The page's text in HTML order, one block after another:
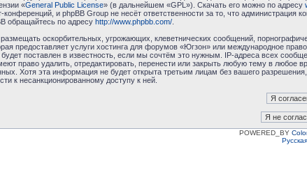
«General Public License» (в дальнейшем «GPL»). Скачать его можно по адресу
конференций, и phpBB Group не несёт ответственности за то, что
обращайтесь по адресу http://www.phpbb.com/.
оскорбительных, угрожающих, клеветнических сообщений,
предоставляет услуги хостинга для форумов «Югзон» или международное
поставлен в известность, если мы сочтём это нужным. IP-адреса всех
право удалить, отредактировать, перенести или закрыть любую тему в
Хотя эта информация не будет открыта третьим лицам без вашего
к несанкционированному доступу к ней.
POWERED_BY